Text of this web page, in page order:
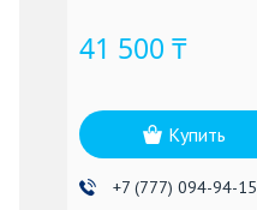
41 500 ₸
Купить
+7 (777) 094-94-15